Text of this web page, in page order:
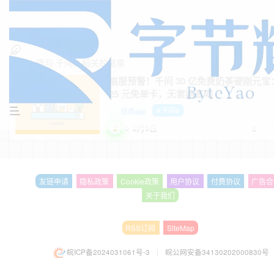
找到 1 篇与 千问ai 相关的结果
崩服预警！千问 30 亿免费奶茶硬刚元
25 元免单卡，无套路直喝
2月6日 0
友链申请 隐私政策 Cookie政策 用户协议 付费协议
广告
关于我们
RSS订阅 SiteMap
皖ICP备2024031061号-3 | 皖公网安备34130202000830号